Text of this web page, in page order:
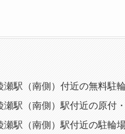
瀬駅（南側）付近の無料駐
瀬駅（南側）駅付近の原付
瀬駅（南側）駅付近の駐輪